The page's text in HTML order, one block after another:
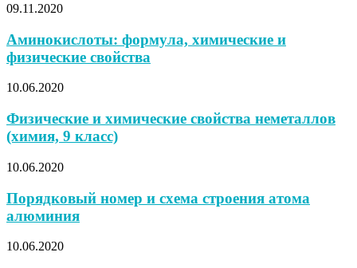
09.11.2020
Аминокислоты: формула, химические и
физические свойства
10.06.2020
Физические и химические свойства неметаллов
(химия, 9 класс)
10.06.2020
Порядковый номер и схема строения атома
алюминия
10.06.2020